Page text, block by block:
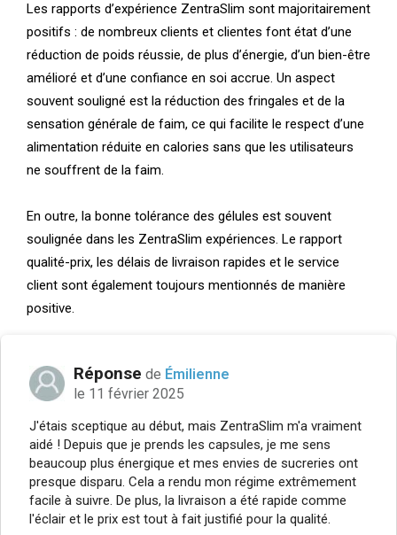
Les rapports d’expérience ZentraSlim sont majoritairement
positifs : de nombreux clients et clientes font état d’une
réduction de poids réussie, de plus d’énergie, d’un bien-être
amélioré et d’une confiance en soi accrue. Un aspect
souvent souligné est la réduction des fringales et de la
sensation générale de faim, ce qui facilite le respect d’une
alimentation réduite en calories sans que les utilisateurs
ne souffrent de la faim.
En outre, la bonne tolérance des gélules est souvent
soulignée dans les ZentraSlim expériences. Le rapport
qualité-prix, les délais de livraison rapides et le service
client sont également toujours mentionnés de manière
positive.
Réponse de Émilienne
le 11 février 2025
J'étais sceptique au début, mais ZentraSlim m'a vraiment
aidé ! Depuis que je prends les capsules, je me sens
beaucoup plus énergique et mes envies de sucreries ont
presque disparu. Cela a rendu mon régime extrêmement
facile à suivre. De plus, la livraison a été rapide comme
l'éclair et le prix est tout à fait justifié pour la qualité.